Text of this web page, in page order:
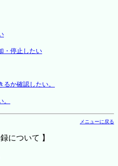
・停止したい
か確認したい。
メニューに戻る
について 】